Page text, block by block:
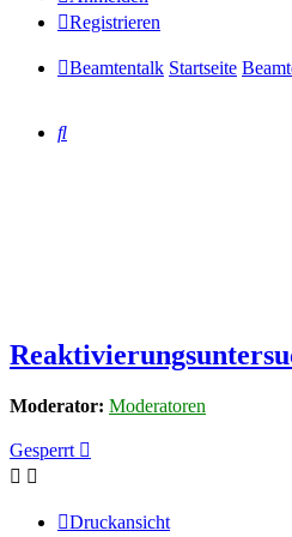
Registrieren
Beamtentalk Startseite
Suche
Moderator: Moderatoren
Gesperrt
Druckansicht